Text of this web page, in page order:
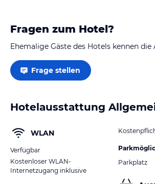
Fragen zum Hotel?
Ehemalige Gäste des Hotels kennen
Frage stellen
Hotelausstattung
WLAN
Verfügbar
Kostenloser WLAN-
Internetzugang inklusive
Parkplatz